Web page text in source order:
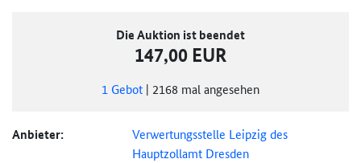
Die Auktion ist beendet
147,00 EUR
1 Gebot | 2168 mal angesehen
Anbieter:
Verwertungsstelle Leipzig des
Hauptzollamt Dresden